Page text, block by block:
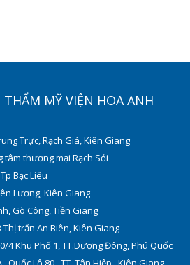
MỸ VIỆN HOA ANH
Trực, Rạch Giá, Kiên Giang
tâm thương mại Rạch Sỏi
Bạc Liêu
Lương, Kiên Giang
Gò Công, Tiền Giang
trấn An Biên, Kiên Giang
4 Khu Phố 1, TT.Dương Đông, Phú Quốc